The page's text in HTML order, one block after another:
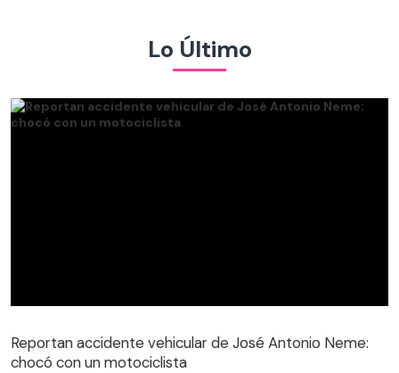
Lo Último
Reportan accidente vehicular de José Antonio Neme:
chocó con un motociclista